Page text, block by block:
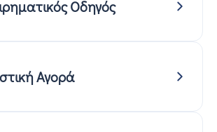
Οδηγός
Αγορά